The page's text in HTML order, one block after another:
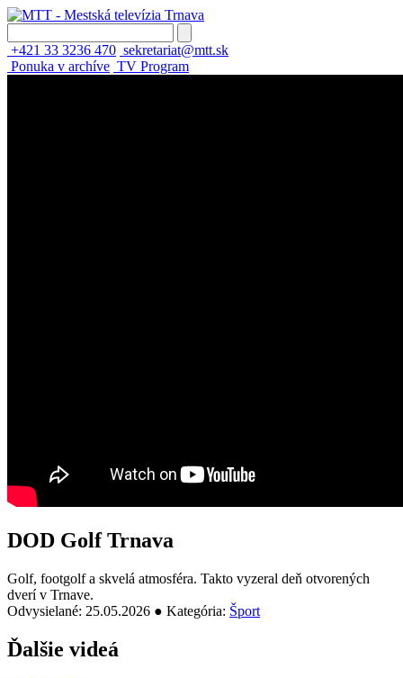
+421 33 3236 470 sekretariat@mtt.sk
Ponuka v archíve TV Program
DOD Golf Trnava
Golf, footgolf a skvelá atmosféra. Takto vyzeral deň otvorených
dverí v Trnave.
Odvysielané: 25.05.2026 ● Kategória: Šport
Ďalšie videá